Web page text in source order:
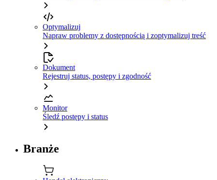
Optymalizuj
Napraw problemy z dostępnością i zoptymalizuj treść
Dokument
Rejestruj status, postępy i zgodność
Monitor
Śledź postępy i status
Branże